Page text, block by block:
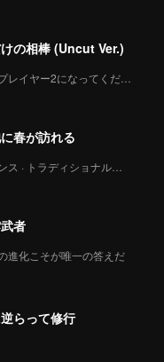
Ver.)
Ver.)
Way(Moving Ver.)
の相棒 (Uncut Ver.)
私のプレイヤー2になってください
春が訪れる
ロマンス · トラディショナル・コスチューム
者
進化こそが唯一の答えだ
らって修行